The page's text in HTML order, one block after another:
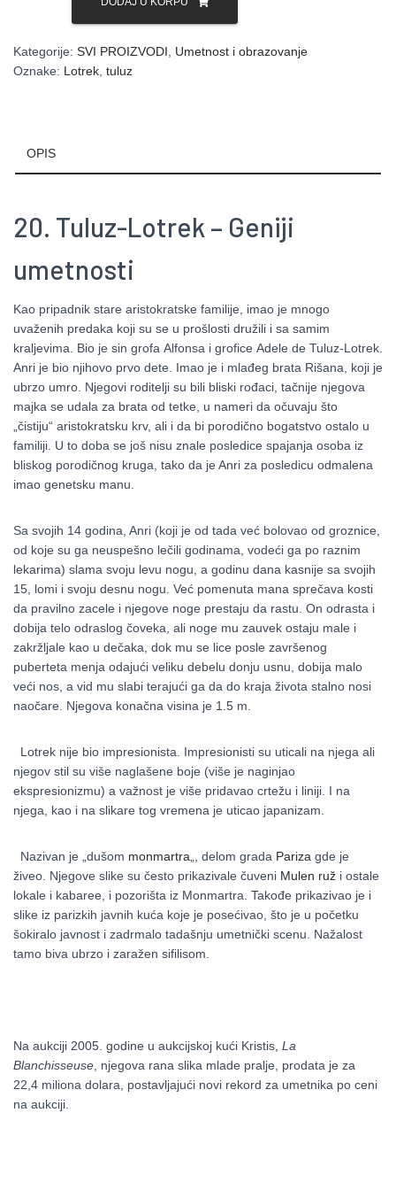
Geniji
umetnosti
Kategorije: SVI PROIZVODI
Umetnost i obrazovanje
Oznake: Lotrek tuluz
OPIS
20. Tuluz-Lotrek – Geniji
umetnosti
Kao pripadnik stare aristokratske familije, imao je mnogo
uvaženih predaka koji su se u prošlosti družili i sa samim
kraljevima. Bio je sin grofa Alfonsa i grofice Adele de Tuluz-Lotrek.
Anri je bio njihovo prvo dete. Imao je i mlađeg brata Rišana, koji je
ubrzo umro. Njegovi roditelji su bili bliski rođaci, tačnije njegova
majka se udala za brata od tetke, u nameri da očuvaju što
„čistiju“ aristokratsku krv, ali i da bi porodično bogatstvo ostalo u
familiji. U to doba se još nisu znale posledice spajanja osoba iz
bliskog porodičnog kruga, tako da je Anri za posledicu odmalena
imao genetsku manu.
Sa svojih 14 godina, Anri (koji je od tada već bolovao od groznice,
od koje su ga neuspešno lečili godinama, vodeći ga po raznim
lekarima) slama svoju levu nogu, a godinu dana kasnije sa svojih
15, lomi i svoju desnu nogu. Već pomenuta mana sprečava kosti
da pravilno zacele i njegove noge prestaju da rastu. On odrasta i
dobija telo odraslog čoveka, ali noge mu zauvek ostaju male i
zakržljale kao u dečaka, dok mu se lice posle završenog
puberteta menja odajući veliku debelu donju usnu, dobija malo
veći nos, a vid mu slabi terajući ga da do kraja života stalno nosi
naočare. Njegova konačna visina je 1.5 m.
Lotrek nije bio impresionista. Impresionisti su uticali na njega ali
njegov stil su više naglašene boje (više je naginjao
ekspresionizmu) a važnost je više pridavao crtežu i liniji. I na
njega, kao i na slikare tog vremena je uticao japanizam.
Nazivan je „dušom monmartra „, delom grada Pariza gde je
živeo. Njegove slike su često prikazivale čuveni Mulen ruž i ostale
lokale i kabaree, i pozorišta iz Monmartra. Takođe prikazivao je i
slike iz parizkih javnih kuća koje je posećivao, što je u početku
šokiralo javnost i zadrmalo tadašnju umetnički scenu. Nažalost
tamo biva ubrzo i zaražen sifilisom.
Na aukciji 2005. godine u aukcijskoj kući Kristis La
Blanchisseuse , njegova rana slika mlade pralje, prodata je za
22,4 miliona dolara, postavljajući novi rekord za umetnika po ceni
na aukciji.